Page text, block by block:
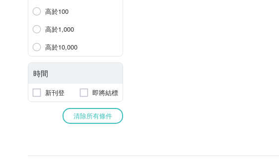
高於100
高於1,000
高於10,000
時間
新刊登 即將結標
清除所有條件